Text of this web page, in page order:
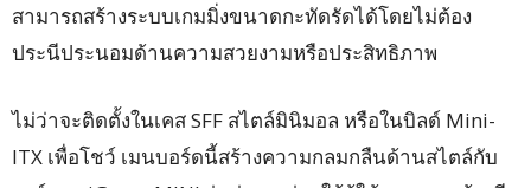
สามารถสร้างระบบเกมมิ่งขนาดกะทัดรัดได้โดยไม่ต้อง
ประนีประนอมด้านความสวยงามหรือประสิทธิภาพ
ไม่ว่าจะติดตั้งในเคส SFF สไตล์มินิมอล หรือในบิลด์ Mini-
ITX เพื่อโชว์ เมนบอร์ดนี้สร้างความกลมกลืนด้านสไตล์กับ